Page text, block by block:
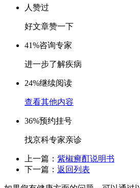
人赞过
好文章赞一下
41%咨询专家
进一步了解疾病
24%继续阅读
查看其他内容
36%预约挂号
找京科专家亲诊
上一篇： 紫椒癣酊说明书
下一篇： 返回列表